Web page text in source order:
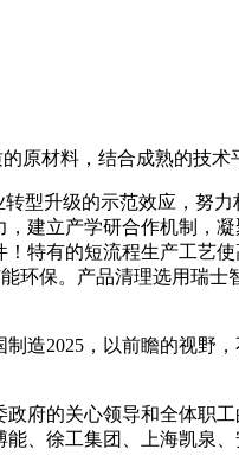
原材料，结合成熟的技
型升级的示范效应，努
建立产学研合作机制，
特有的短流程生产工艺
环保。产品清理选用瑞
造2025，以前瞻的视野
府的关心领导和全体职
、徐工集团、上海凯泉